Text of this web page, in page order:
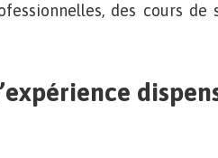
des cours de